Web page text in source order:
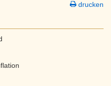
drucken